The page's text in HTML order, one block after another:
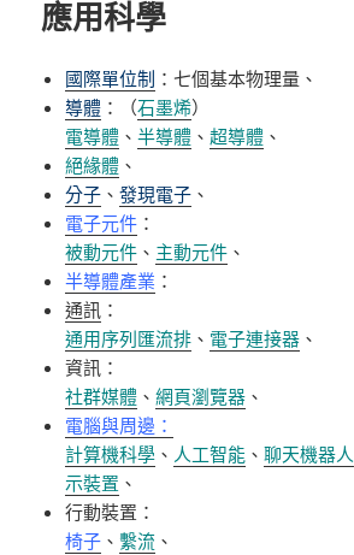
應用科學
國際單位制 ：七個基本物理量 、
導體 ：（石墨烯）
電導體 、半導體 、超導體 、
絕緣體 、
分子 、發現電子 、
電子元件 ：
被動元件 、 主動元件 、
半導體產業 ：
通訊 ：
通用序列匯流排 、 電子連接器 、
資訊：
社群媒體 、網頁瀏覽器 、
電腦與周邊：
計算機科學 、 人工智能 、聊天機器人
示裝置 、
行動裝置：
椅子 、繫流 、